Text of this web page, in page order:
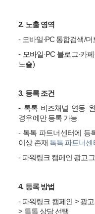
2. 노출 영역
- 모바일·PC 통합검색/더
- 모바일·PC 블로그·카페
노출)
3. 등록 조건
- 톡톡 비즈채널 연동
경우에만 등록 가능
- 톡톡 파트너센터에 등
이상 존재 톡톡 파트너센
- 파워링크 캠페인 광고
4. 등록 방법
- 파워링크 캠페인 > 광
> 톡톡 상담 선택